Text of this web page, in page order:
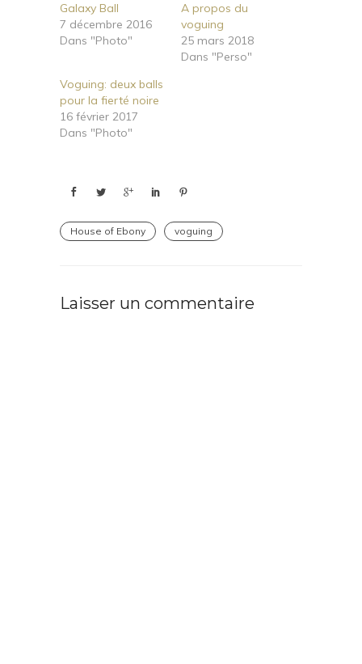
Galaxy Ball
7 décembre 2016
Dans "Photo"
A propos du
voguing
25 mars 2018
Dans "Perso"
Voguing: deux balls
pour la fierté noire
16 février 2017
Dans "Photo"
House of Ebony voguing
Laisser un commentaire